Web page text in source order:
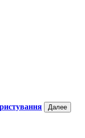
Далее